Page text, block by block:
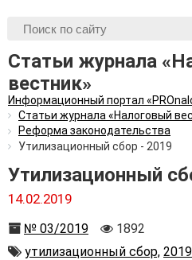
Статьи журнала
вестник»
Информационный портал
Статьи журнала «Налоговый
Реформа законодательства
Утилизационный сбор - 2019
Утилизационный
14.02.2019
Номер
№ 03/2019
Количество
просмотров
1892
Автор
утилизационный сбор, 2019